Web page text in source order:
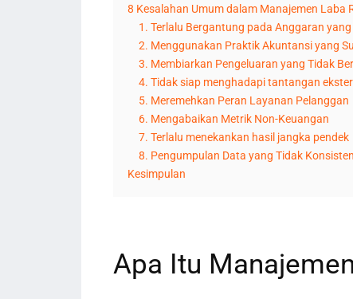
8 Kesalahan Umum dalam Manajemen Laba
1. Terlalu Bergantung pada Anggaran
2. Menggunakan Praktik Akuntansi yang
3. Membiarkan Pengeluaran yang Tidak
4. Tidak siap menghadapi tantangan
5. Meremehkan Peran Layanan Pelanggan
6. Mengabaikan Metrik Non-Keuangan
7. Terlalu menekankan hasil jangka pendek
8. Pengumpulan Data yang Tidak Konsisten
Kesimpulan
Apa Itu